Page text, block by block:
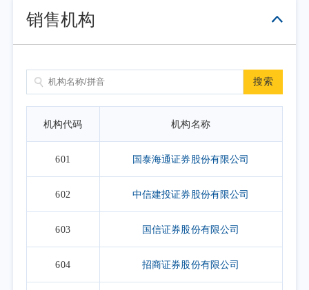
销售机构
搜索
机构代码 机构名称
601 国泰海通证券股份有限公司
602 中信建投证券股份有限公司
603 国信证券股份有限公司
604 招商证券股份有限公司